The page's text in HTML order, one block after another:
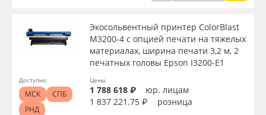
Экосольвентный принтер ColorBlast
M3200-4 с опцией печати на тяжелых
материалах, ширина печати 3,2 м, 2
печатных головы Epson I3200-E1
Цены
1 788 618 ₽
юр. лицам
1 837 221.75 ₽
розница
Доступно
МСК
СПБ
РНД